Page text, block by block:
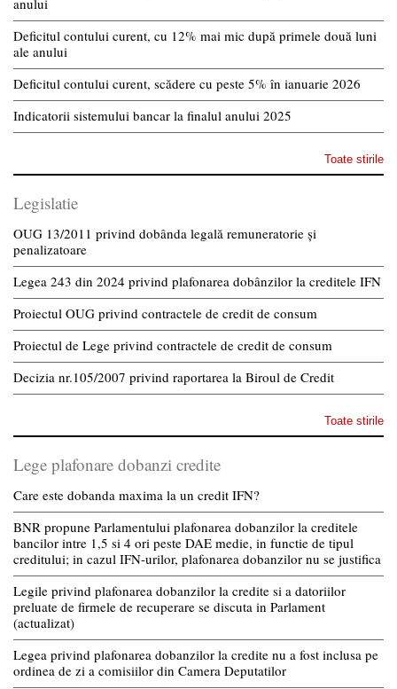
Deficitul contului curent, cu 12% mai mic după primele două luni
ale anului
Deficitul contului curent, scădere cu peste 5% în ianuarie 2026
Indicatorii sistemului bancar la finalul anului 2025
Toate stirile
Legislatie
OUG 13/2011 privind dobânda legală remuneratorie și
penalizatoare
Legea 243 din 2024 privind plafonarea dobânzilor la creditele IFN
Proiectul OUG privind contractele de credit de consum
Proiectul de Lege privind contractele de credit de consum
Decizia nr.105/2007 privind raportarea la Biroul de Credit
Toate stirile
Lege plafonare dobanzi credite
Care este dobanda maxima la un credit IFN?
BNR propune Parlamentului plafonarea dobanzilor la creditele
bancilor intre 1,5 si 4 ori peste DAE medie, in functie de tipul
creditului; in cazul IFN-urilor, plafonarea dobanzilor nu se justifica
Legile privind plafonarea dobanzilor la credite si a datoriilor
preluate de firmele de recuperare se discuta in Parlament
(actualizat)
Legea privind plafonarea dobanzilor la credite nu a fost inclusa pe
ordinea de zi a comisiilor din Camera Deputatilor